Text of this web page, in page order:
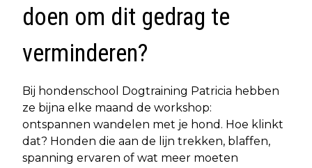
doen om dit gedrag te
verminderen?
Bij hondenschool Dogtraining Patricia hebben
ze bijna elke maand de workshop:
ontspannen wandelen met je hond. Hoe klinkt
dat? Honden die aan de lijn trekken, blaffen,
spanning ervaren of wat meer moeten